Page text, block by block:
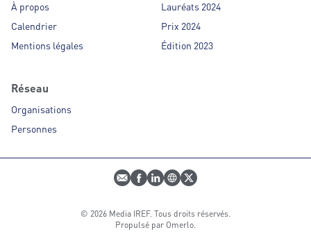
À propos
Calendrier
Mentions légales
Lauréats 2024
Prix 2024
Édition 2023
Réseau
Organisations
Personnes
E-mailProfil Facebook
Profil LinkedIn
Site webProfil Twitter
© 2026 Media IREF. Tous droits réservés.
Propulsé par Omerlo.